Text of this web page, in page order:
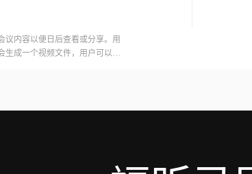
议内容以便日后查看或分享。用
生成一个视频文件，用户可以在